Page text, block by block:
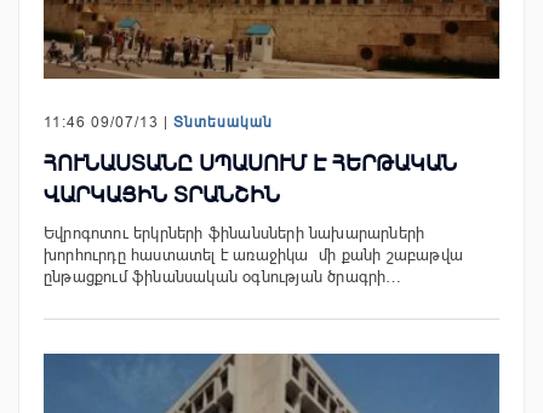
11:46 09/07/13 | Տնտեսական
ՀՈՒՆԱՍՏԱՆԸ ՍՊԱՍՈՒՄ Է ՀԵՐԹԱԿԱՆ
ՎԱՐԿԱՅԻՆ ՏՐԱՆՇԻՆ
Եվրոգոտու երկրների ֆինանսների նախարարների
խորհուրդը հաստատել է առաջիկա մի քանի շաբաթվա
ընթացքում ֆինանսական օգնության ծրագրի…